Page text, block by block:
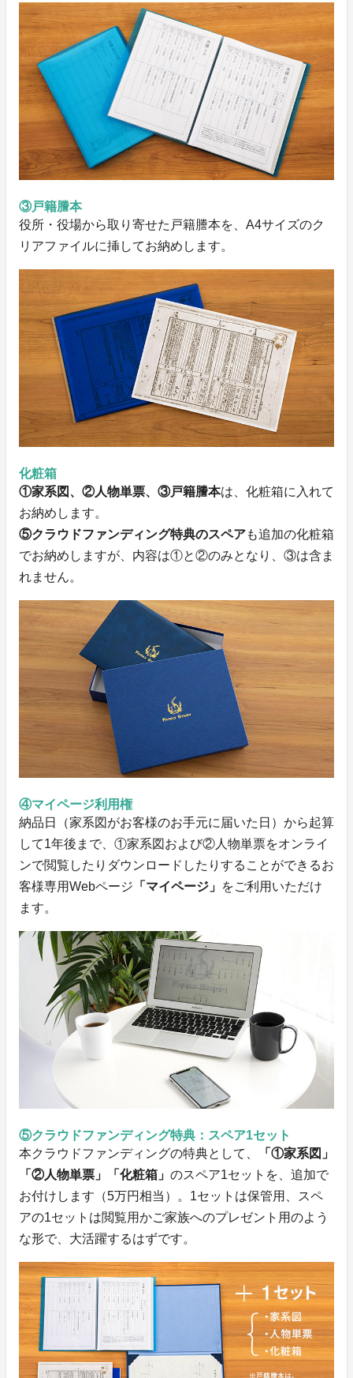
③戸籍謄本
役所・役場から取り寄せた戸籍謄本を、A4サイズのク
リアファイルに挿してお納めします。
化粧箱
①家系図、②人物単票、③戸籍謄本は、化粧箱に入れて
お納めします。
⑤クラウドファンディング特典のスペアも追加の化粧箱
でお納めしますが、内容は①と②のみとなり、③は含ま
れません。
④マイページ利用権
納品日（家系図がお客様のお手元に届いた日）から起算
して1年後まで​、①家系図および②人物単票をオンライ
ンで閲覧したりダウンロードしたりすることができるお
客様専用Webページ 「マイページ」 をご利用いただけ
ます。
⑤クラウドファンディング特典：スペア1セット
本クラウドファンディングの特典として、
「①家系図」
「②人物単票」「化粧箱」 のスペア1セットを、追加で
お付けします（5万円相当）。1セットは保管用、スペ
アの1セットは閲覧用かご家族へのプレゼント用のよう
な形で、大活躍するはずです。